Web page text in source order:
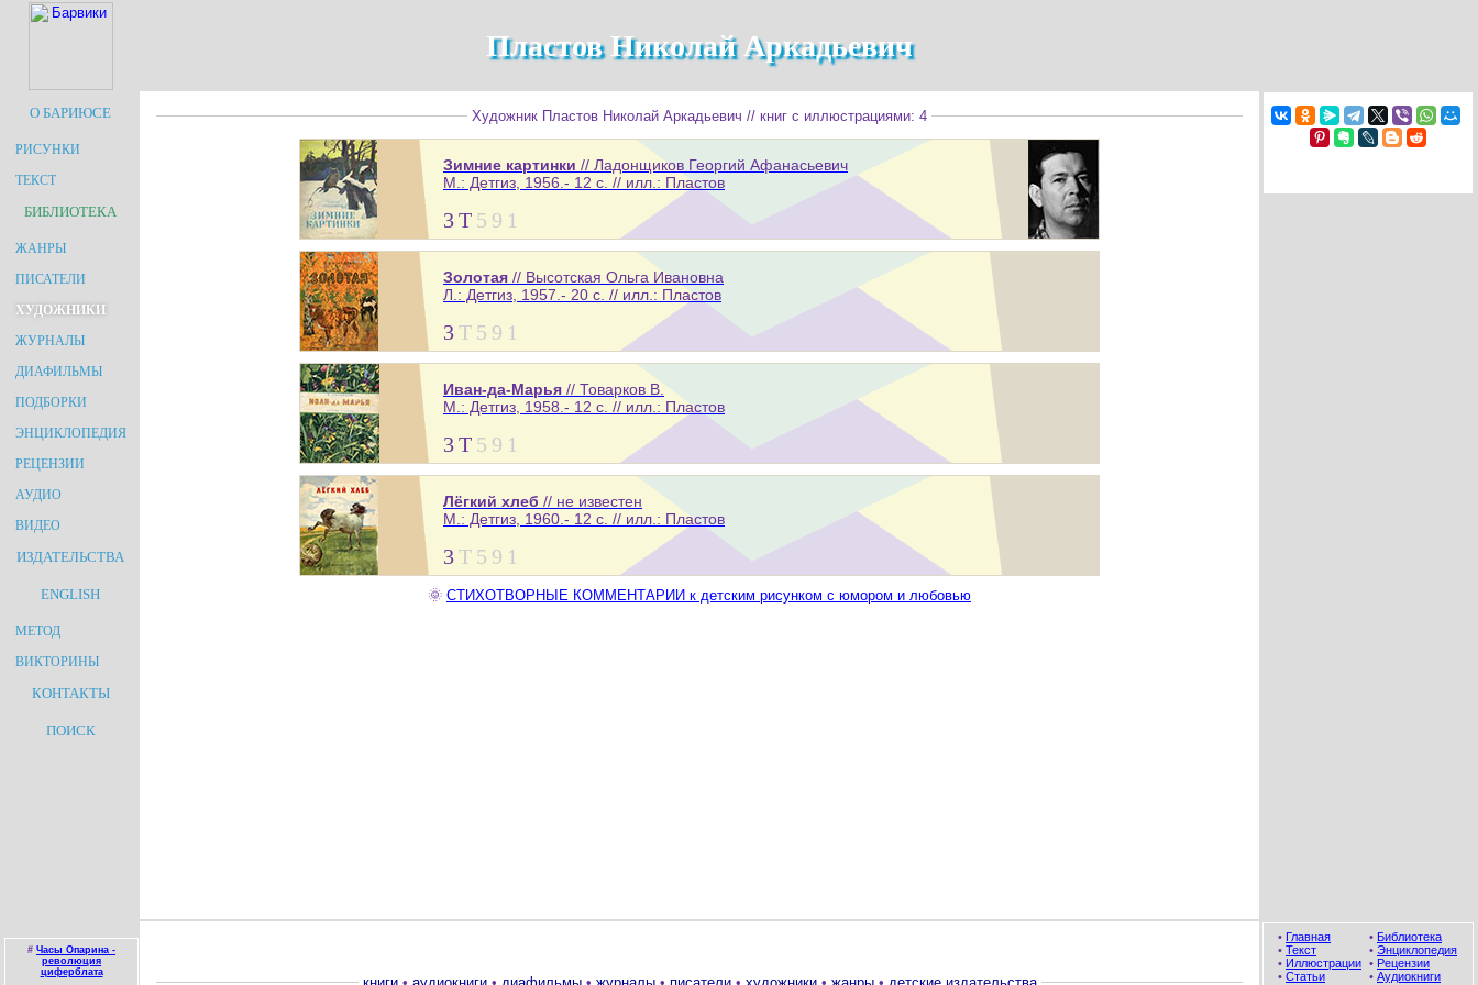
Пластов Николай Аркадьевич
О БАРИЮСЕ
РИСУНКИ
ТЕКСТ
БИБЛИОТЕКА
ЖАНРЫ
ПИСАТЕЛИ
ХУДОЖНИКИ
ЖУРНАЛЫ
ДИАФИЛЬМЫ
ПОДБОРКИ
ЭНЦИКЛОПЕДИЯ
РЕЦЕНЗИИ
АУДИО
ВИДЕО
ИЗДАТЕЛЬСТВА
ENGLISH
МЕТОД
ВИКТОРИНЫ
КОНТАКТЫ
ПОИСК
Художник Пластов Николай Аркадьевич // книг с иллюстрациями: 4
Зимние картинки // Ладонщиков Георгий Афанасьевич
М.: Детгиз, 1956.- 12 с. // илл.: Пластов
3Т 5 9 1
Золотая // Высотская Ольга Ивановна
Л.: Детгиз, 1957.- 20 с. // илл.: Пластов
3Т 5 9 1
Иван-да-Марья // Товарков В.
М.: Детгиз, 1958.- 12 с. // илл.: Пластов
3Т 5 9 1
Лёгкий хлеб // не известен
М.: Детгиз, 1960.- 12 с. // илл.: Пластов
3Т 5 9 1
🌞 СТИХОТВОРНЫЕ КОММЕНТАРИИ к детским рисунком с юмором и любовью
# Часы Опарина -
революция
циферблата
• Главная
• Текст
• Иллюстрации
• Статьи
• Библиотека
• Энциклопедия
• Рецензии
• Аудиокниги